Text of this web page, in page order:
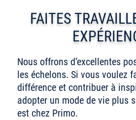
FAITES
Nous offrons d’excellentes
les échelons. Si vous voulez
différence et contribuer à
adopter un mode de vie plus
est chez Primo.